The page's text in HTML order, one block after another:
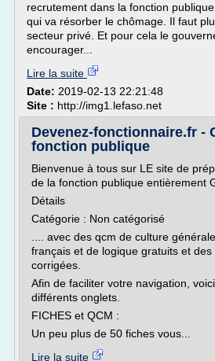
recrutement dans la fonction
qui va résorber le chômage. Il faut
secteur privé. Et pour cela le
encourager...
Lire la suite
Date: 2019-02-13 22:21:48
Site : http://img1.lefaso.net
Devenez-fonctionnaire.fr -
fonction publique
Bienvenue à tous sur LE site de
de la fonction publique entièrement
Détails
Catégorie : Non catégorisé
.... avec des qcm de culture
français et de logique gratuits et
corrigées.
Afin de faciliter votre navigation,
différents onglets.
FICHES et QCM :
Un peu plus de 50 fiches vous...
Lire la suite